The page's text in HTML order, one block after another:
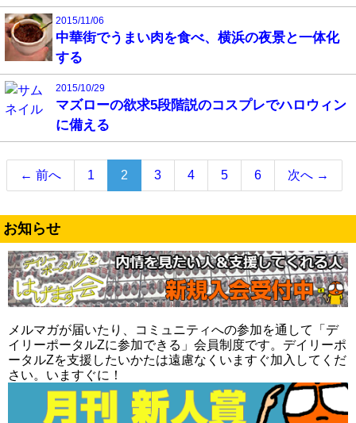
2015/11/06
中華街でうまい肉を食べ、横浜の夜景と一体化
する
2015/10/29
マズローの欲求5段階説のコスプレでハロウィン
に備える
← 前へ 1 2
の
ジ）
3 4 5 6 次へ →
お知らせ
メルマガが届いたり、コミュニティへの参加を通して「デ
イリーポータルZに参加できる」会員制度です。デイリーポ
ータルZを支援したいかたは遠慮なくいますぐ加入してくだ
さい。いますぐに！